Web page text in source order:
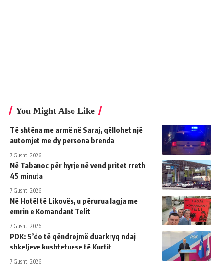
You Might Also Like
Të shtëna me armë në Saraj, qëllohet një
automjet me dy persona brenda
7 Gusht, 2026
Në Tabanoc për hyrje në vend pritet rreth
45 minuta
7 Gusht, 2026
Në Hotël të Likovës, u përurua lagja me
emrin e Komandant Telit
7 Gusht, 2026
PDK: S’do të qëndrojmë duarkryq ndaj
shkeljeve kushtetuese të Kurtit
7 Gusht, 2026